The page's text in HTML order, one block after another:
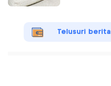
Telusuri